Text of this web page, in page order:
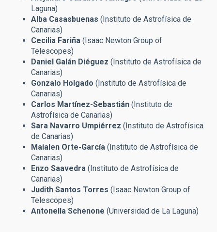
Laguna)
Alba Casasbuenas (Instituto de Astrofísica de
Canarias)
Cecilia Fariña (Isaac Newton Group of
Telescopes)
Daniel Galán Diéguez (Instituto de Astrofísica de
Canarias)
Gonzalo Holgado (Instituto de Astrofísica de
Canarias)
Carlos Martínez-Sebastián (Instituto de
Astrofísica de Canarias)
Sara Navarro Umpiérrez (Instituto de Astrofísica
de Canarias)
Maialen Orte-García (Instituto de Astrofísica de
Canarias)
Enzo Saavedra (Instituto de Astrofísica de
Canarias)
Judith Santos Torres (Isaac Newton Group of
Telescopes)
Antonella Schenone (Universidad de La Laguna)